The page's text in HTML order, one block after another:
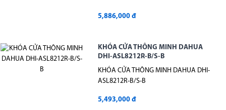
5,886,000 đ
KHÓA CỬA THÔNG MINH DAHUA
DHI-ASL8212R-B/S-B
KHÓA CỬA THÔNG MINH DAHUA DHI-
ASL8212R-B/S-B
5,493,000 đ